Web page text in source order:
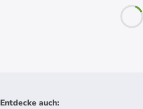
Entdecke auch: